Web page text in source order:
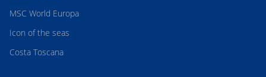
MSC World Europa
Icon of the seas
Costa Toscana